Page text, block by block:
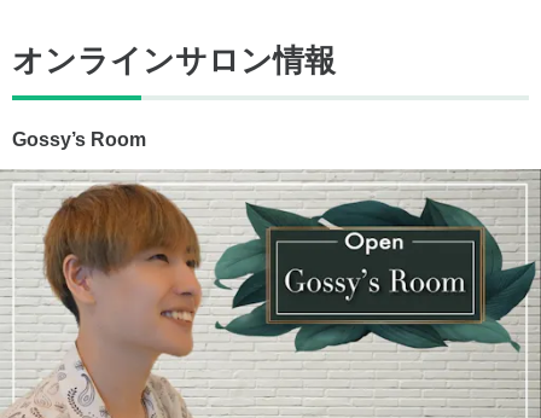
オンラインサロン情報
Gossy’s Room